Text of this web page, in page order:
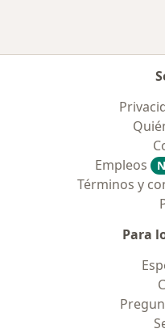
Empleos
Términos y
Para